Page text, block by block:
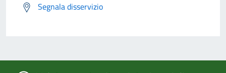
Segnala disservizio